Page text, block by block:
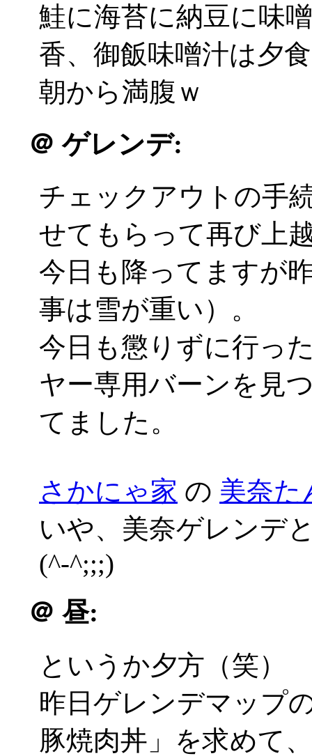
鮭に海苔に納豆に味
香、御飯味噌汁は夕
朝から満腹ｗ
＠ ゲレンデ:
チェックアウトの手
せてもらって再び上
今日も降ってますが
事は雪が重い）。
今日も懲りずに行っ
ヤー専用バーンを見
てました。
さかにゃ家 の 美奈た
いや、美奈ゲレンデ
(^-^;;;)
＠ 昼:
というか夕方（笑）
昨日ゲレンデマップ
豚焼肉丼」を求めて